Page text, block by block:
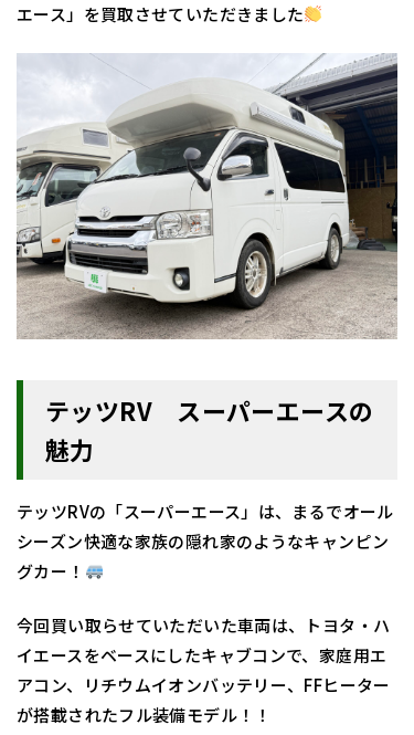
エース」を買取させていただきました
テッツRV スーパーエースの
魅力
テッツRVの「スーパーエース」は、まるでオール
シーズン快適な家族の隠れ家のようなキャンピン
グカー！
今回買い取らせていただいた車両は、トヨタ・ハ
イエースをベースにしたキャブコンで、家庭用エ
アコン、リチウムイオンバッテリー、FFヒーター
が搭載されたフル装備モデル！！